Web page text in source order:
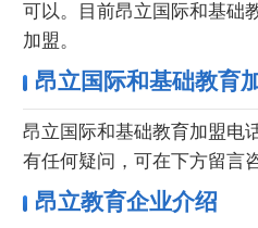
可以。目前昂立国际和基础
加盟。
昂立国际和基础教育
昂立国际和基础教育加盟电
有任何疑问，可在下方留言
昂立教育企业介绍